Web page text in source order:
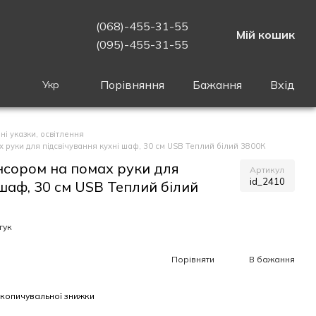
(068)-455-31-55
(095)-455-31-55
Мій кошик
Укр Порівняння Бажання Вхід
указки, освітлення
руки для підсвічування кухні шаф, 30 см USB Теплий білий 3800К
на помах руки для
30 см USB Теплий білий
Артикул
id_2410
Порівняти В бажання
знижки